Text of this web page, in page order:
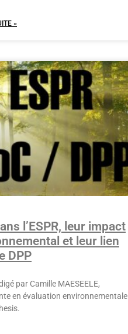
»
l’ESPR, leur impact
et leur lien
DPP
par Camille MAESEELE,
en évaluation environnementale